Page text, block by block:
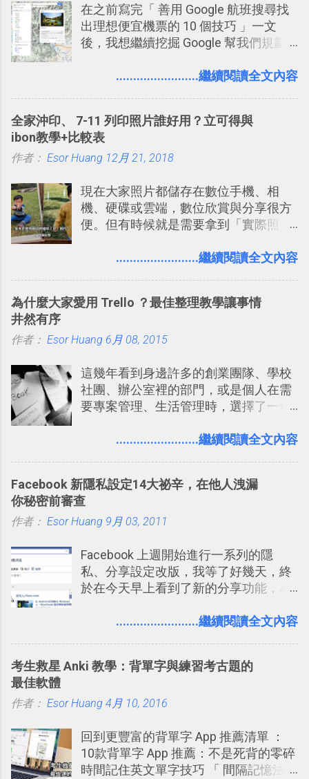
聊天打屁、傳送有趣影音圖文的功能。
2. 「 有效率 」：但是 Slack 的頻道、群
組機制讓茶水間的聊天，不會干擾工作
事可以從聊天中記錄重點。 3. 「 有彈性
的軟體則讓同事可以在任何地方和公司
保持聯繫。 如果你需要中文版的同類平
台，可以參考： JANDI 高效率團隊通訊
戶 。 2017/3 新增 ： Sortd for Slack：
改造 Slack 討論串介面變成專案任務排
程看板
在之前寫完「 善用 Google 航班搜尋找
出理想便宜機票的 10 個技巧 」一文
後，我想繼續挖掘 Google 幫我們規劃
入的來聊聊 Google 的「我的地圖」服
線，對商務需求來說可以打造出一張一
張資料地圖（例如我之前在製作一本新
書時建立的「 台灣推薦空拍地點地圖
規劃自助旅行路線！ Google 「我的地
圖」在規劃自助旅行路線時可以解決許
多問題： 國外地點名稱地址常常難懂，
稱。 在規劃路線之外，自訂地圖還能補
時帶來好心情，二方面事後就是最好的
享合作，讓彼此都能在手機上查看這次
........................繼續閱讀全文內容
全家沖印、 7-11 列印照片誰好用？立可得與
ibon教學+比較表
作者： Esor Huang 12月 21, 2018
現在大家照片都儲存在數位手機、相
機、硬碟或雲端，數位欣賞與分享很方
便。但有時候就是需要拿到「實際照
要製作家庭相框 用照片來當小禮物 把照
片？而且最好能不花時間、立即拿到、
（或是沒有好的印表機），又不想跑照
提供了印照片的服務 ，而且價格不貴，
可以立即拿到，操作流程也十分簡單。
之前我在電腦玩物分享過：「 不需買印
方便教學 」。這篇文章則從印照片出
........................繼續閱讀全文內容
為什麼大家愛用 Trello ？最佳整理教學讓事情
井然有序
作者： Esor Huang 6月 08, 2015
這幾年看到身邊許多的創業團隊、學校
社團、辦公室裡的部門，或是個人在需
要專案管理、生活管理時，選擇了一個
一個什麼樣的管理工具，讓這麼多人都
念」的管理教學文章： 把 Evernote 當
作 Trello！ Kanbanote 筆記看板管理法
Google Drive 變身 Trello ！幫雲端硬碟
著 Trello ，卻還沒有在電腦玩物上寫過
一篇完整的介紹！雖然錯過了幾年前第
一時間推薦 Trello 的時機，但在這段時
澱自己的使用方法，歸納出「 為什麼值
學。 2015/6/13 新增： 免費專案管理軟
2016 年新增 ： 如何將 Trello 切換到繁
2016/7/7 新增 ： 如何活用 Trello 記
帳？我的理財計畫心得與看板範本
2016/7/13 新增： 如何將網頁資料快速
........................繼續閱讀全文內容
Facebook 新隱私設定14大祕辛，在他人洩漏
你秘密前審查
作者： Esor Huang 9月 03, 2011
Facebook 上週開始進行一系列的隱
私、分享設定改版，我等了好幾天，終
於在今天早上看到了新的分享功能，相
用新版的分享功能與隱私設定。 嚴格來
置。不過有一項很實用的設定是新增
你」的內容，決定要不要讓其他朋友看
標籤在他的訊息中，或是想把你標籤在
相片圖片裡，現在你都多了一個「事先
審查」的機制，可以決定這些你被標籤
........................繼續閱讀全文內容
考生救星 Anki 教學：背單字與練習考古題的
最佳軟體
作者： Esor Huang 4月 10, 2016
回到更豐富的背單字 App 推薦清單 ：
10款背單字 App 推薦：不是死背的零碎
時間記住英文單字技巧 「 間隔記憶法